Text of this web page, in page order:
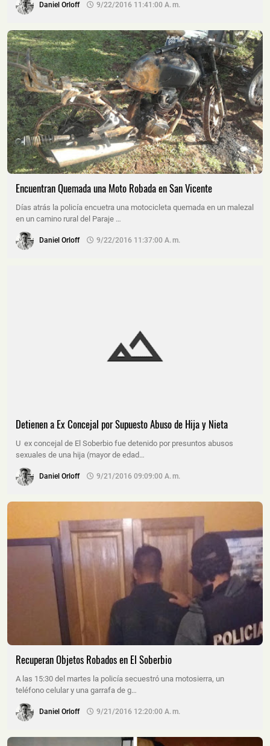
Daniel Orloff 9/22/2016 11:41:00 A. M.
Encuentran Quemada una Moto Robada en San Vicente
Días atrás la policía encuetra una motocicleta quemada en un malezal
en un camino rural del Paraje …
Daniel Orloff 9/22/2016 11:37:00 A. M.
Detienen a Ex Concejal por Supuesto Abuso de Hija y Nieta
U ex concejal de El Soberbio fue detenido por presuntos abusos
sexuales de una hija (mayor de edad…
Daniel Orloff 9/21/2016 09:09:00 A. M.
Recuperan Objetos Robados en El Soberbio
A las 15:30 del martes la policía secuestró una motosierra, un
teléfono celular y una garrafa de g…
Daniel Orloff 9/21/2016 12:20:00 A. M.